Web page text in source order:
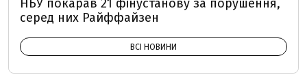
НБУ покарав 21 фінустанову за порушення,
серед них Райффайзен
ВСІ НОВИНИ